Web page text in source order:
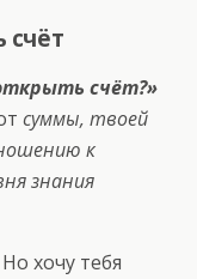
счёт
счёт?»
суммы, твоей
к
знания
хочу тебя